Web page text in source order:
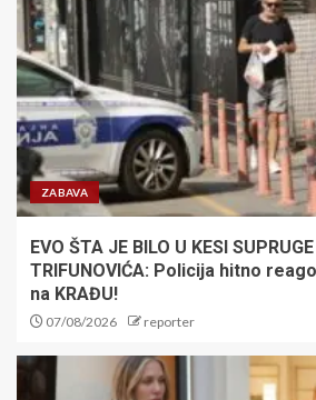
1
TRANSFER
čekaju
2
ODRŽAN
SRPSKE:
na
(FOTO)
ZABAVA
EVO ŠTA JE BILO U KESI
TRIFUNOVIĆA: Policija hitno
na KRAĐU!
07/08/2026 reporter